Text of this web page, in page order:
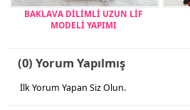
BAKLAVA DİLİMLİ UZUN LİF
MODELİ YAPIMI
(0) Yorum Yapılmış
İlk Yorum Yapan Siz Olun.